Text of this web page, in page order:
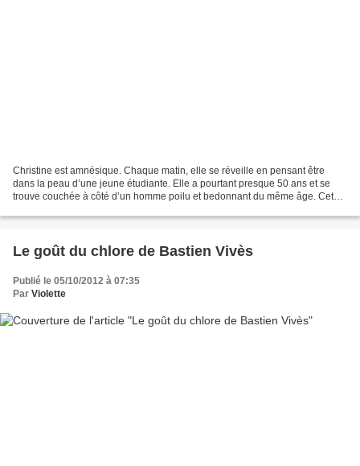
Christine est amnésique. Chaque matin, elle se réveille en pensant être
dans la peau d’une jeune étudiante. Elle a pourtant presque 50 ans et se
trouve couchée à côté d’un homme poilu et bedonnant du même âge. Cet
Le goût du chlore de Bastien Vivès
Publié le 05/10/2012 à 07:35
Par Violette